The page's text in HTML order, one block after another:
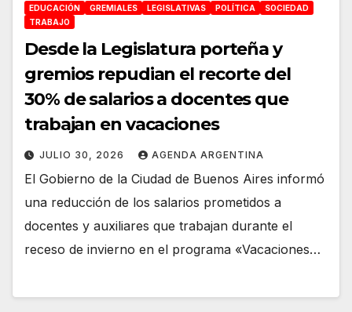
EDUCACIÓN GREMIALES LEGISLATIVAS POLÍTICA
SOCIEDAD
TRABAJO
Desde la Legislatura porteña y
gremios repudian el recorte del
30% de salarios a docentes que
trabajan en vacaciones
JULIO 30, 2026 AGENDA ARGENTINA
El Gobierno de la Ciudad de Buenos Aires informó
una reducción de los salarios prometidos a
docentes y auxiliares que trabajan durante el
receso de invierno en el programa «Vacaciones…